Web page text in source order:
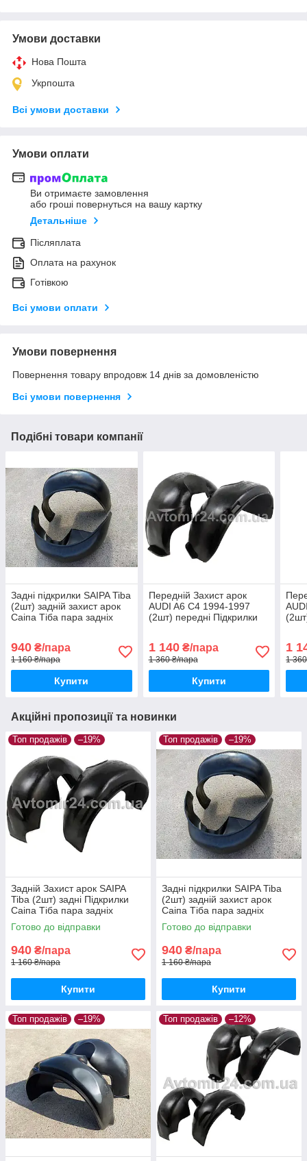
Умови доставки
Нова Пошта
Укрпошта
Всі умови доставки
Умови оплати
Ви отримаєте замовлення
або гроші повернуться на вашу картку
Детальніше
Післяплата
Оплата на рахунок
Готівкою
Всі умови оплати
Умови повернення
Повернення товару впродовж 14 днів за домовленістю
Всі умови повернення
Подібні товари компанії
Задні підкрилки SAIPA Tiba
(2шт) задній захист арок
Саіпа Тіба пара задніх
940 ₴/пара
1 160 ₴/пара
Купити
Передній Захист арок
AUDI A6 C4 1994-1997
(2шт) передні Підкрилки
1 140₴/пара
1 360 ₴/пара
Купити
1
1
Акційні пропозиції та новинки
Топ продажів –19%
Задній Захист арок SAIPA
Tiba (2шт) задні Підкрилки
Саіпа Тіба пара задніх
Готово до відправки
940 ₴/пара
1 160 ₴/пара
Купити
Топ продажів –19%
Задні підкрилки SAIPA Tiba
(2шт) задній захист арок
Саіпа Тіба пара задніх
Готово до відправки
940 ₴/пара
1 160 ₴/пара
Купити
Топ продажів –19% Топ продажів –12%